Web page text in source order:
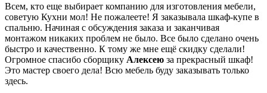
Всем, кто еще выбирает компанию для изготовления мебели,
советую Кухни мол! Не пожалеете! Я заказывала шкаф-купе в
спальню. Начиная с обсуждения заказа и заканчивая
монтажом никаких проблем не было. Все было сделано очень
быстро и качественно. К тому же мне ещё скидку сделали!
Огромное спасибо сборщику Алексею за прекрасный шкаф!
Это мастер своего дела! Всю мебель буду заказывать только
здесь.